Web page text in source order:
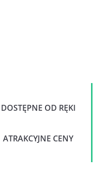
DOSTĘPNE OD RĘKI
ATRAKCYJNE CENY